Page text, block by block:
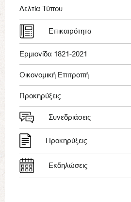
Δελτία Τύπου
Επικαιρότητα
Ερμιονίδα 1821-2021
Οικονομική Επιτροπή
Προκηρύξεις
Συνεδριάσεις
Προκηρύξεις
Εκδηλώσεις